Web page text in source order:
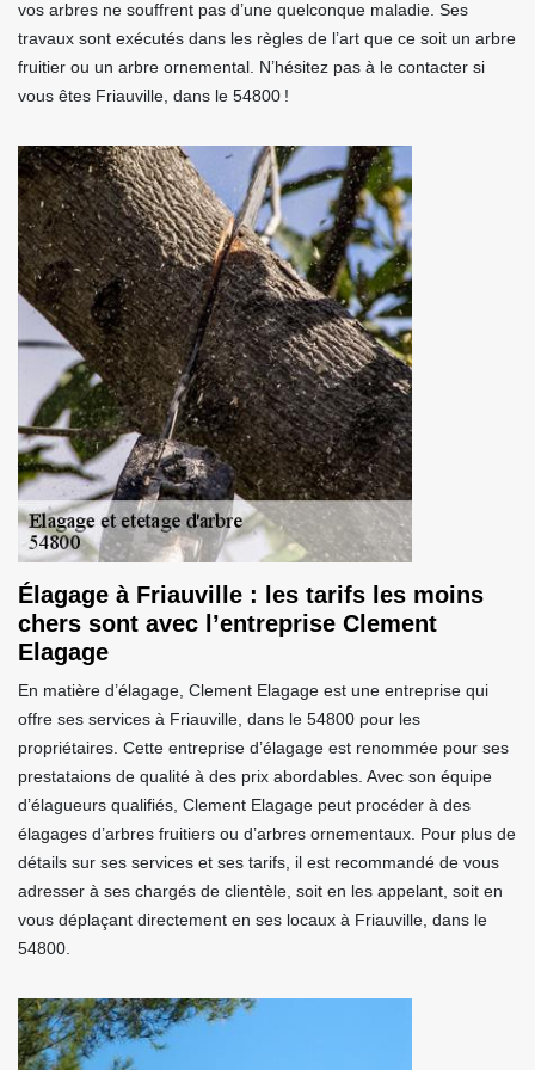
vos arbres ne souffrent pas d’une quelconque maladie. Ses
travaux sont exécutés dans les règles de l’art que ce soit un arbre
fruitier ou un arbre ornemental. N’hésitez pas à le contacter si
vous êtes Friauville, dans le 54800 !
Élagage à Friauville : les tarifs les moins
chers sont avec l’entreprise Clement
Elagage
En matière d’élagage, Clement Elagage est une entreprise qui
offre ses services à Friauville, dans le 54800 pour les
propriétaires. Cette entreprise d’élagage est renommée pour ses
prestataions de qualité à des prix abordables. Avec son équipe
d’élagueurs qualifiés, Clement Elagage peut procéder à des
élagages d’arbres fruitiers ou d’arbres ornementaux. Pour plus de
détails sur ses services et ses tarifs, il est recommandé de vous
adresser à ses chargés de clientèle, soit en les appelant, soit en
vous déplaçant directement en ses locaux à Friauville, dans le
54800.